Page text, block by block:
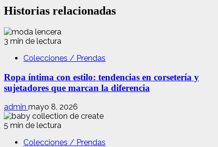
Historias relacionadas
3 min de lectura
Colecciones / Prendas
Ropa íntima con estilo: tendencias en corsetería y
sujetadores que marcan la diferencia
admin mayo 8, 2026
5 min de lectura
Colecciones / Prendas